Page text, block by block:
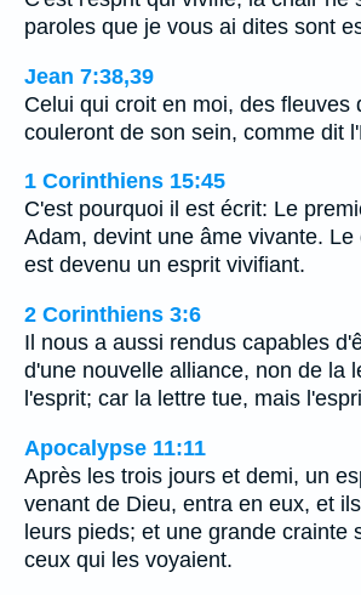
paroles que je vous ai dites sont
Jean 7:38,39
Celui qui croit en moi, des fleuves
couleront de son sein, comme dit
1 Corinthiens 15:45
C'est pourquoi il est écrit: Le
Adam, devint une âme vivante. Le
est devenu un esprit vivifiant.
2 Corinthiens 3:6
Il nous a aussi rendus capables
d'une nouvelle alliance, non de la
l'esprit; car la lettre tue, mais
Apocalypse 11:11
Après les trois jours et demi, un
venant de Dieu, entra en eux, et
leurs pieds; et une grande crainte
ceux qui les voyaient.